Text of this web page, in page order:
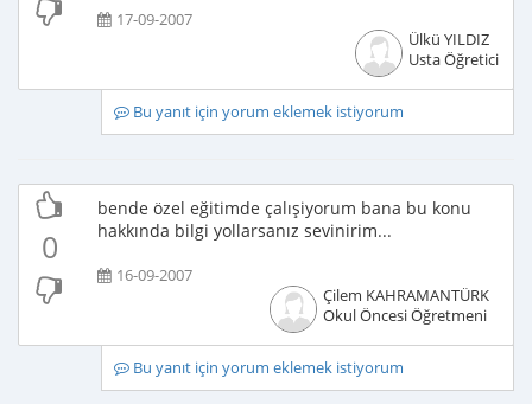
17-09-2007
Ülkü YILDIZ
Usta Öğretici
Bu yanıt için yorum eklemek istiyorum
0
bende özel eğitimde çalışiyorum bana bu konu
hakkında bilgi yollarsanız sevinirim...
16-09-2007
Çilem KAHRAMANTÜRK
Okul Öncesi Öğretmeni
Bu yanıt için yorum eklemek istiyorum